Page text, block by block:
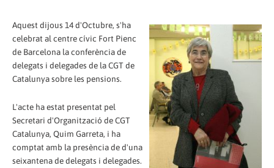
Aquest dijous 14 d'Octubre, s'ha
celebrat al centre cívic Fort Pienc
de Barcelona la conferència de
delegats i delegades de la CGT de
Catalunya sobre les pensions.
L'acte ha estat presentat pel
Secretari d'Organització de CGT
Catalunya, Quim Garreta, i ha
comptat amb la presència de d'una
seixantena de delegats i delegades.